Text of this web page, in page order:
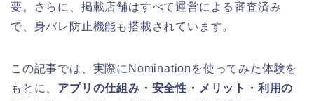
要。さらに、掲載店舗はすべて運営による審査済み
で、身バレ防止機能も搭載されています。
この記事では、実際にNominationを使ってみた体験を
もとに、 アプリの仕組み・安全性・メリット・利用の